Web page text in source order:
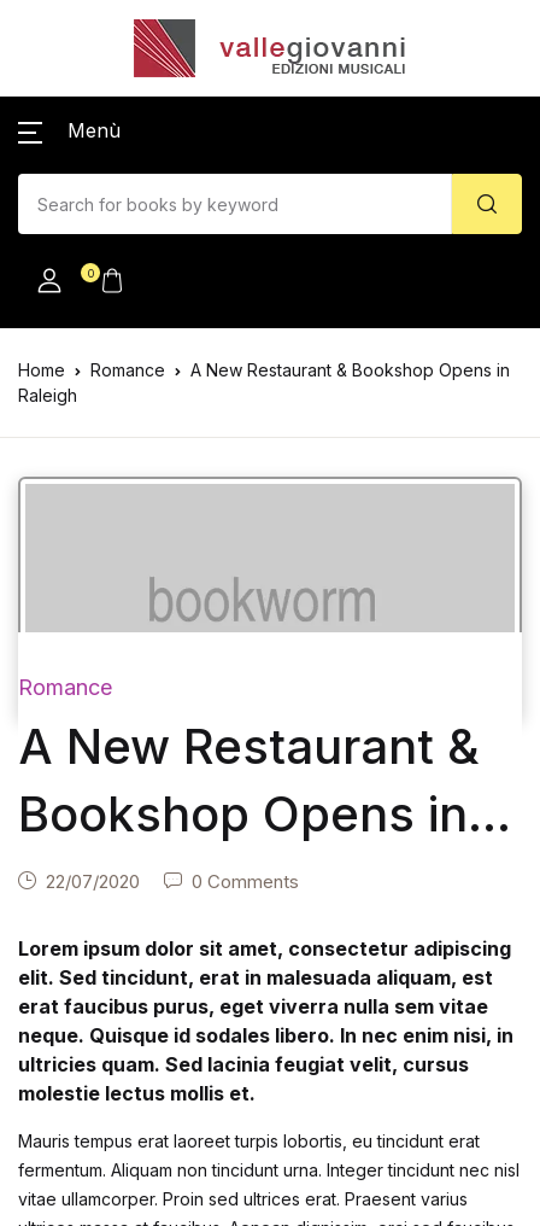
Menù
0
Home Romance
A New Restaurant & Bookshop Opens in
Raleigh
Romance
A New Restaurant &
Bookshop Opens in
Raleigh
22/07/2020 0 Comments
Lorem ipsum dolor sit amet, consectetur adipiscing
elit. Sed tincidunt, erat in malesuada aliquam, est
erat faucibus purus, eget viverra nulla sem vitae
neque. Quisque id sodales libero. In nec enim nisi, in
ultricies quam. Sed lacinia feugiat velit, cursus
molestie lectus mollis et.
Mauris tempus erat laoreet turpis lobortis, eu tincidunt erat
fermentum. Aliquam non tincidunt urna. Integer tincidunt nec nisl
vitae ullamcorper. Proin sed ultrices erat. Praesent varius